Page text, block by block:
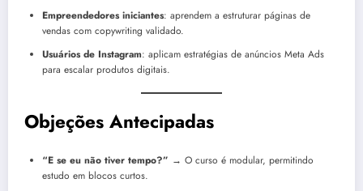
Empreendedores iniciantes: aprendem a estruturar páginas de
vendas com copywriting validado.
Usuários de Instagram: aplicam estratégias de anúncios Meta Ads
para escalar produtos digitais.
Objeções Antecipadas
“E se eu não tiver tempo?” → O curso é modular, permitindo
estudo em blocos curtos.